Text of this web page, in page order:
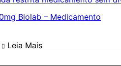
Biolab – Medicamento
Leia Mais